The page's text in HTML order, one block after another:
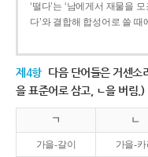
‘떨다’는 ‘남에게서 재물을
다’와 결합해 합성어로 쓸 때
제4항 다음 단어들은 거센소
을 표준어로 삼고, ㄴ을 버림.)
ㄱ ㄴ
가을-갈이 가을-카